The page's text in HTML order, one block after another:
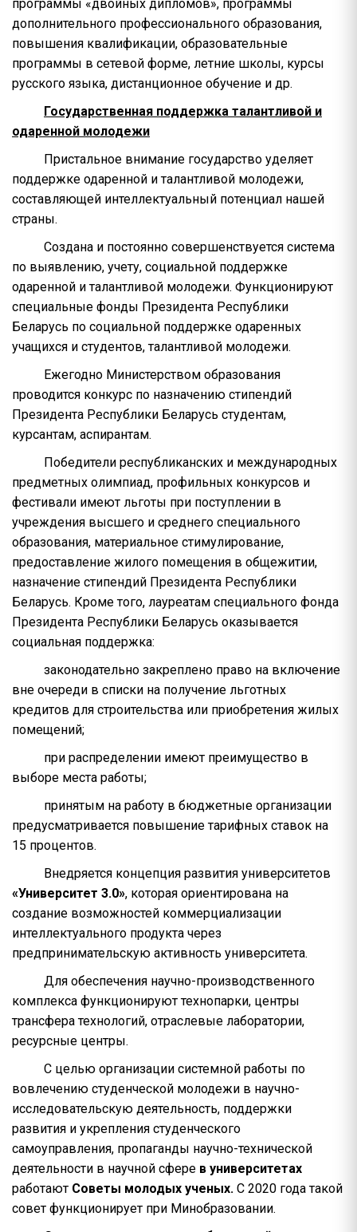
программы «двойных дипломов», программы
дополнительного профессионального образования,
повышения квалификации, образовательные
программы в сетевой форме, летние школы, курсы
русского языка, дистанционное обучение и др.
Государственная поддержка талантливой и
одаренной молодежи
Пристальное внимание государство уделяет
поддержке одаренной и талантливой молодежи,
составляющей интеллектуальный потенциал нашей
страны.
Создана и постоянно совершенствуется система
по выявлению, учету, социальной поддержке
одаренной и талантливой молодежи. Функционируют
специальные фонды Президента Республики
Беларусь по социальной поддержке одаренных
учащихся и студентов, талантливой молодежи.
Ежегодно Министерством образования
проводится конкурс по назначению стипендий
Президента Республики Беларусь студентам,
курсантам, аспирантам.
Победители республиканских и международных
предметных олимпиад, профильных конкурсов и
фестивали имеют льготы при поступлении в
учреждения высшего и среднего специального
образования, материальное стимулирование,
предоставление жилого помещения в общежитии,
назначение стипендий Президента Республики
Беларусь. Кроме того, лауреатам специального фонда
Президента Республики Беларусь оказывается
социальная поддержка:
законодательно закреплено право на включение
вне очереди в списки на получение льготных
кредитов для строительства или приобретения жилых
помещений;
при распределении имеют преимущество в
выборе места работы;
принятым на работу в бюджетные организации
предусматривается повышение тарифных ставок на
15 процентов.
Внедряется концепция развития университетов
«Университет 3.0», которая ориентирована на
создание возможностей коммерциализации
интеллектуального продукта через
предпринимательскую активность университета.
Для обеспечения научно-производственного
комплекса функционируют технопарки, центры
трансфера технологий, отраслевые лаборатории,
ресурсные центры.
С целью организации системной работы по
вовлечению студенческой молодежи в научно-
исследовательскую деятельность, поддержки
развития и укрепления студенческого
самоуправления, пропаганды научно-технической
деятельности в научной сфере в университетах
работают Советы молодых ученых. С 2020 года такой
совет функционирует при Минобразовании.